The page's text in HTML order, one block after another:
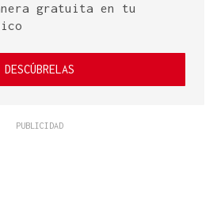
gratuita en tu
DESCÚBRELAS